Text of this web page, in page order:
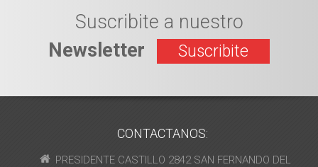
Suscribite a nuestro
Newsletter
Suscribite
CONTACTANOS:
PRESIDENTE CASTILLO 2842 SAN FERNANDO DEL